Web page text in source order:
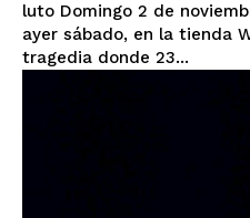
luto Domingo 2 de noviembre de 2025 Lo ocurrido
ayer sábado, en la tienda
tragedia donde 23...